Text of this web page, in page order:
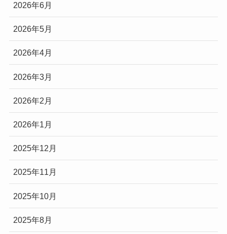
2026年6月
2026年5月
2026年4月
2026年3月
2026年2月
2026年1月
2025年12月
2025年11月
2025年10月
2025年8月